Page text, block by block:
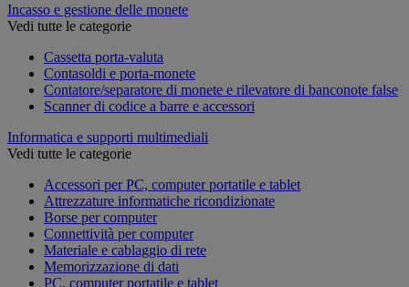
Incasso e gestione delle monete
Vedi tutte le categorie
Cassetta porta-valuta
Contasoldi e porta-monete
Contatore/separatore di monete e rilevatore di banconote false
Scanner di codice a barre e accessori
Informatica e supporti multimediali
Vedi tutte le categorie
Accessori per PC, computer portatile e tablet
Attrezzature informatiche ricondizionate
Borse per computer
Connettività per computer
Materiale e cablaggio di rete
Memorizzazione di dati
PC, computer portatile e tablet